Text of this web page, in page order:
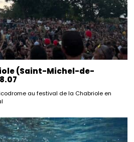
(Saint-Michel-de-
au festival de la Chabriole en